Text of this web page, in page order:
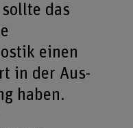
das
einen
in der Aus-
haben.